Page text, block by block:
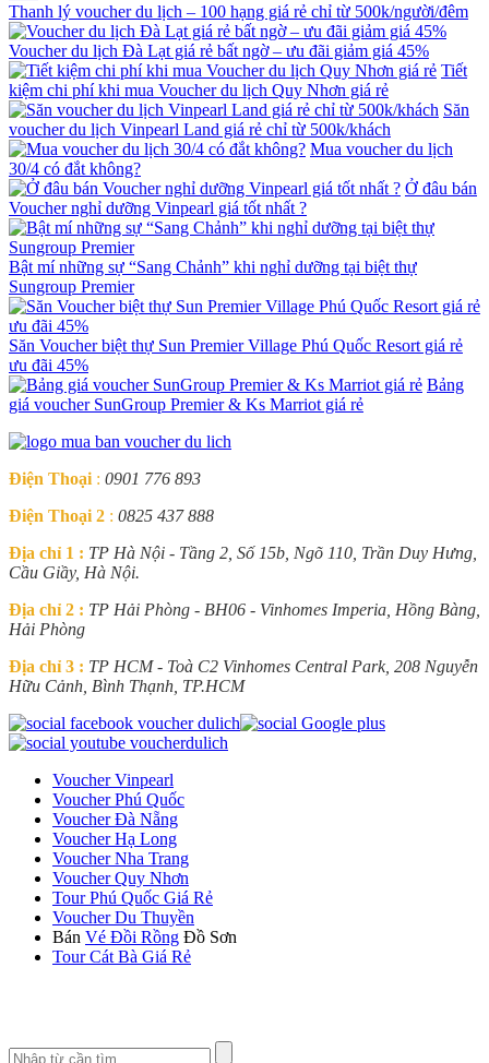
Thanh lý voucher du lịch – 100 hạng giá rẻ chỉ từ 500k/người/đêm
Voucher du lịch Đà Lạt giá rẻ bất ngờ – ưu đãi giảm giá 45%
Tiết
kiệm chi phí khi mua Voucher du lịch Quy Nhơn giá rẻ
Săn
voucher du lịch Vinpearl Land giá rẻ chỉ từ 500k/khách
Mua voucher du lịch
30/4 có đắt không?
Ở đâu bán
Voucher nghỉ dưỡng Vinpearl giá tốt nhất ?
Bật mí những sự “Sang Chảnh” khi nghỉ dưỡng tại biệt thự
Sungroup Premier
Săn Voucher biệt thự Sun Premier Village Phú Quốc Resort giá rẻ
ưu đãi 45%
Bảng
giá voucher SunGroup Premier & Ks Marriot giá rẻ
Điện Thoại : 0901 776 893
Điện Thoại 2 : 0825 437 888
Địa chỉ 1 : TP Hà Nội - Tầng 2, Số 15b, Ngõ 110, Trần Duy Hưng,
Cầu Giầy, Hà Nội.
Địa chỉ 2 : TP Hải Phòng - BH06 - Vinhomes Imperia, Hồng Bàng,
Hải Phòng
Địa chỉ 3 : TP HCM - Toà C2 Vinhomes Central Park, 208 Nguyễn
Hữu Cảnh, Bình Thạnh, TP.HCM
Voucher Vinpearl
Voucher Phú Quốc
Voucher Đà Nẵng
Voucher Hạ Long
Voucher Nha Trang
Voucher Quy Nhơn
Tour Phú Quốc Giá Rẻ
Voucher Du Thuyền
Bán Vé Đồi Rồng Đồ Sơn
Tour Cát Bà Giá Rẻ